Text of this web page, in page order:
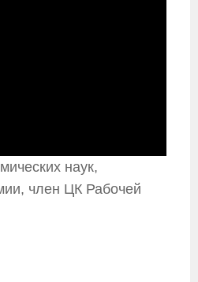
наук,
член ЦК Рабочей